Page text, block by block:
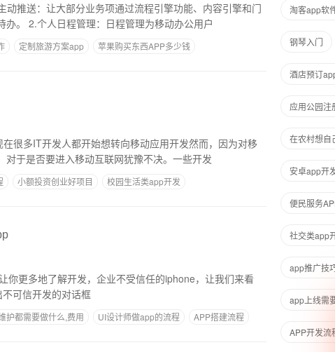
推送：让大部分业务项通过流程引擎功能、内容引擎和门
户引擎推送至个人办公桌面，随时随地查看和处理待办。 2.个人日程管理：日程管理为移动办公用户
定制旅游方案app
苹果购买东西APP多少钱
于是否要进入移动互联网犹豫不决。一些开发
小额投资创业好项目
校园生活类app开发
你更多地了解开发，企业不受信任的iphone，让我们来看
可信的企业开发问题 1.当弹出不可信开发的对话框
护都需要做什么,费用 UI设计师做app的流程
APP搭建流程
淘客app软
钢琴入门
酒店预订
应用公园注
在农村想自
安卓app开
便民服务
社交类app
app推广技
app上线需
APP开发流